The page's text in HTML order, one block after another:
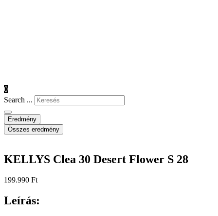
0
Search ...
Eredmény
Összes eredmény
KELLYS Clea 30 Desert Flower S 28
199.990 Ft
Leírás: